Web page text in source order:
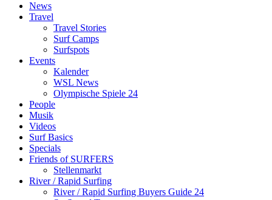
News
Travel
Travel Stories
Surf Camps
Surfspots
Events
Kalender
WSL News
Olympische Spiele 24
People
Musik
Videos
Surf Basics
Specials
Friends of SURFERS
Stellenmarkt
River / Rapid Surfing
River / Rapid Surfing Buyers Guide 24